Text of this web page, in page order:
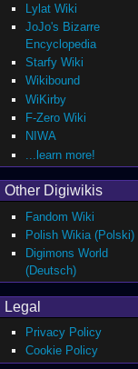
Lylat Wiki
JoJo's Bizarre
Encyclopedia
Starfy Wiki
Wikibound
WiKirby
F-Zero Wiki
NIWA
...learn more!
Other Digiwikis
Fandom Wiki
Polish Wikia (Polski)
Digimons World
(Deutsch)
Legal
Privacy Policy
Cookie Policy